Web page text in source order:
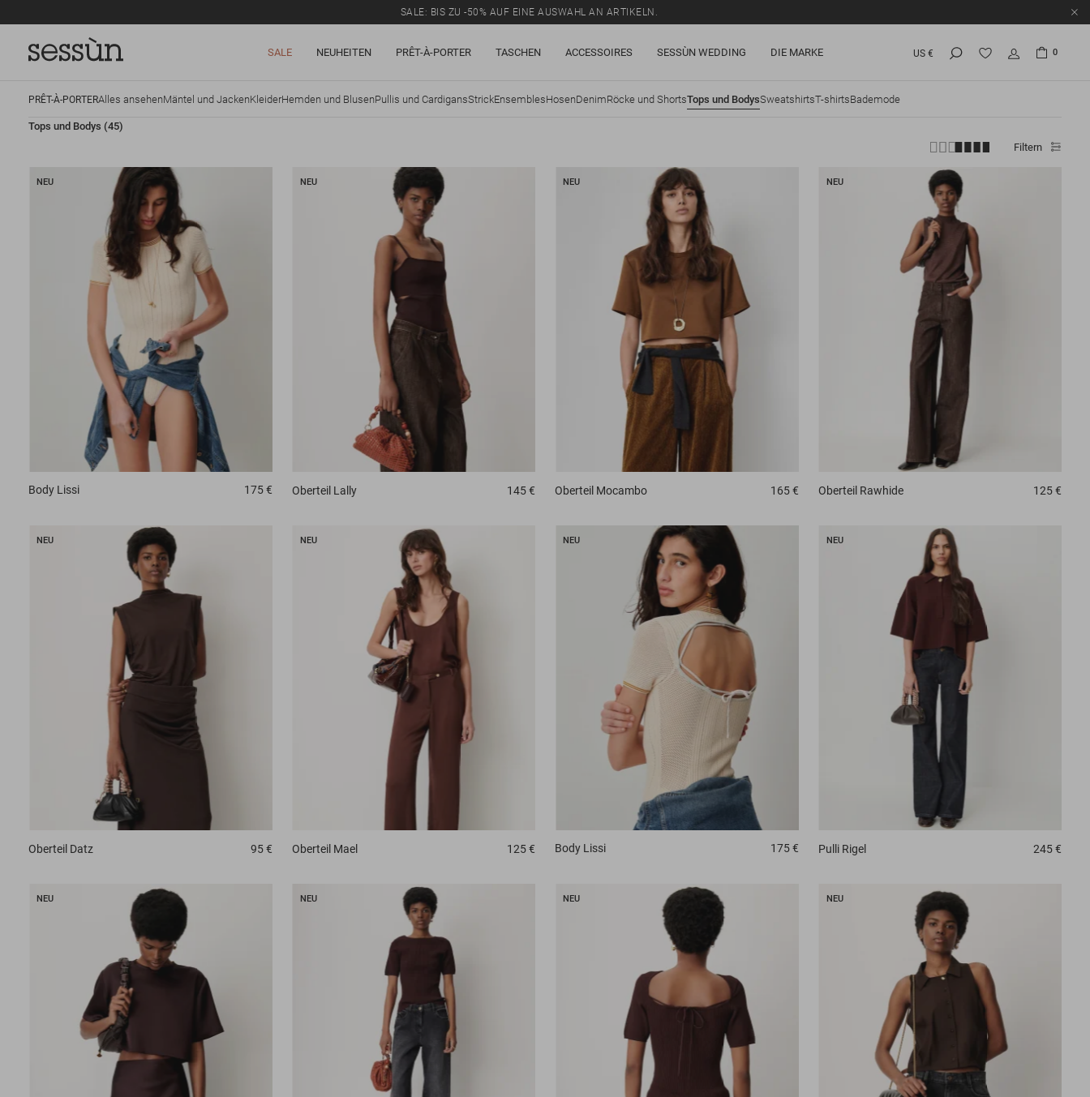
SALE: BIS ZU -50% AUF EINE AUSWAHL AN ARTIKELN.
SALE NEUHEITEN PRÊT-À-PORTER TASCHEN ACCESSOIRES SESSÙN WEDDING DIE MARKE US € 0
PRÊT-À-PORTERAlles ansehenMäntel und JackenKleiderHemden und BlusenPullis und CardigansStrickEnsemblesHosenDenimRöcke und ShortsTops und BodysSweatshirtsT-shirtsBademode
Tops und Bodys (45)
Filtern
NEU
Body Lissi 175 €
NEU
Oberteil Lally 145 €
NEU
Oberteil Mocambo 165 €
NEU
Oberteil Rawhide 125 €
NEU
Oberteil Datz 95 €
NEU
Oberteil Mael 125 €
NEU
Body Lissi 175 €
NEU
Pulli Rigel 245 €
NEU NEU NEU NEU